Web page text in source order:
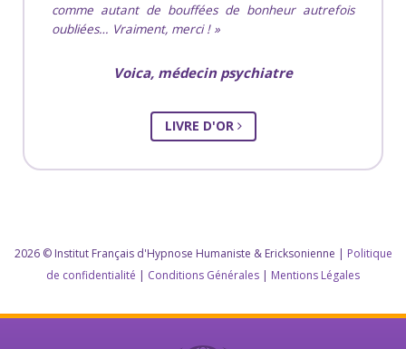
comme autant de bouffées de bonheur autrefois
oubliées… Vraiment, merci !
Voica, médecin psychiatre
LIVRE D'OR
2026 © Institut Français d'Hypnose Humaniste & Ericksonienne | Politique
de confidentialité | Conditions Générales | Mentions Légales